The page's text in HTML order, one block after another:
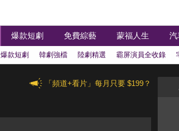
爆款短劇 免費綜藝 蒙福人生 汽
爆款短劇 韓劇強檔 陸劇精選 霸屏演員全收錄
「頻道+看片」每月只要 $199？